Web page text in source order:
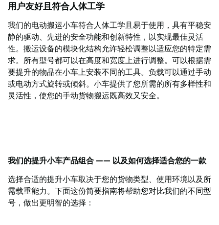
用户友好且符合人体工学
我们的电动搬运小车符合人体工学且易于使用，具有平稳安
静的驱动、先进的安全功能和创新特性，以实现最佳灵活
性。搬运设备的模块化结构允许轻松调整以适应您的特定需
求。所有型号都可以在高度和宽度上进行调整。可以根据需
要提升的物品在小车上安装不同的工具。负载可以通过手动
或电动方式旋转或倾斜。小车提供了您所需的所有多样性和
灵活性，使您的手动货物搬运既高效又安全。
我们的提升小车产品组合 —— 以及如何选择适合您的一款
选择合适的提升小车取决于您的货物类型、使用环境以及所
需载重能力。下面这份简要指南将帮助您对比我们的不同型
号，做出更明智的选择：